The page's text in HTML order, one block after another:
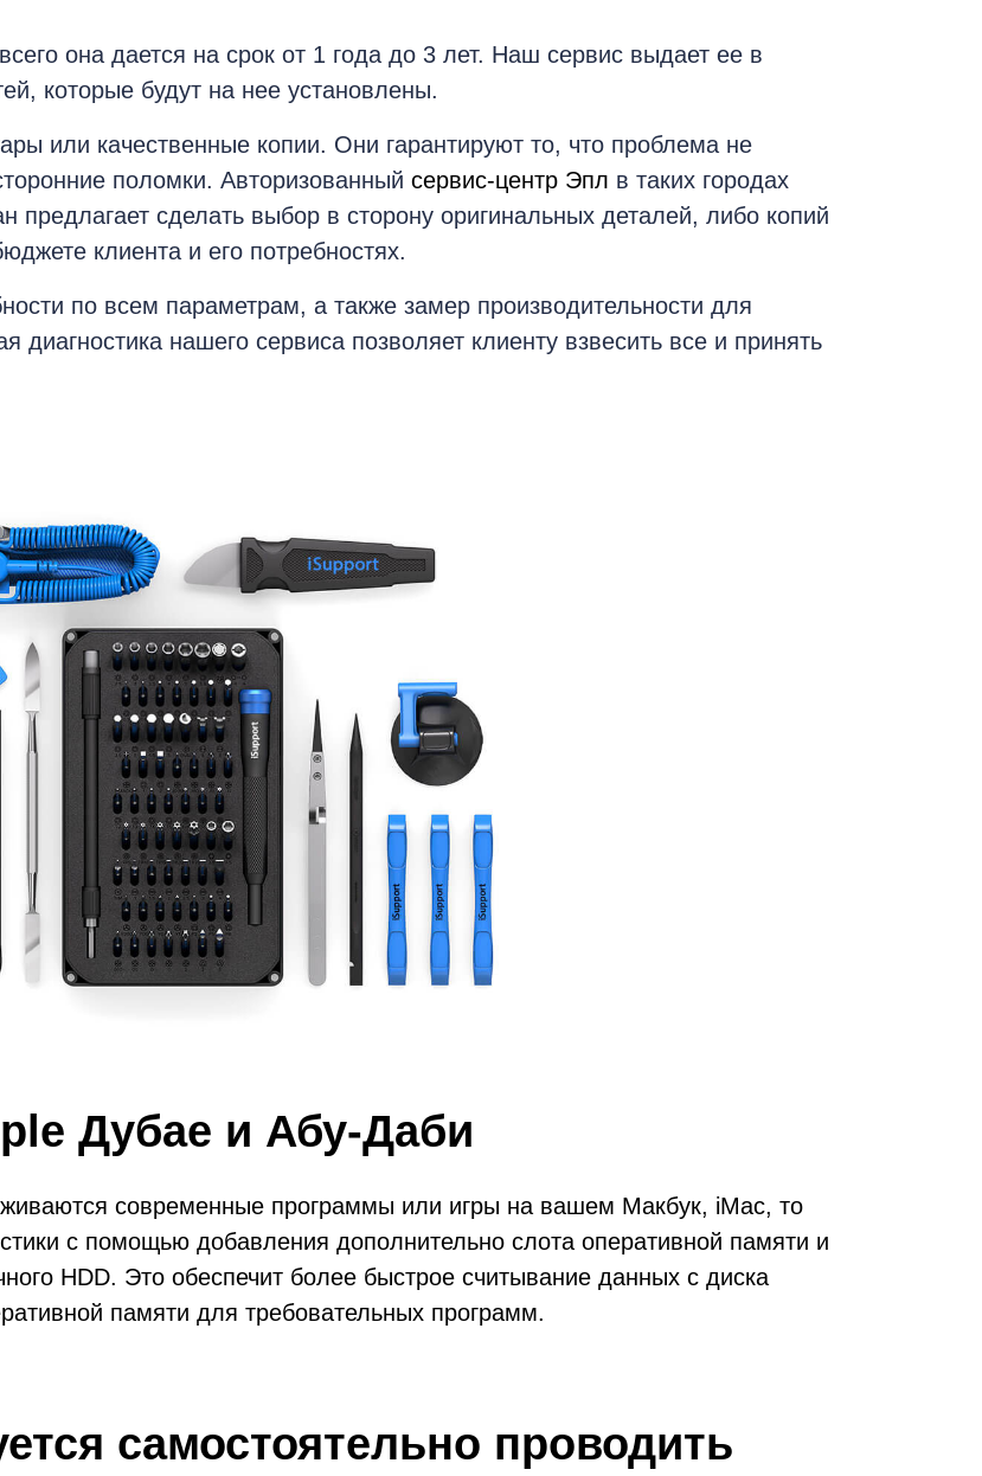
она дается на срок от 1 года до 3 лет. Наш сервис выдает ее в
которые будут на нее установлены.
или качественные копии. Они гарантируют то, что проблема не
поломки. Авторизованный сервис-центр Эпл в таких городах
сделать выбор в сторону оригинальных деталей, либо копий
клиента и его потребностях.
по всем параметрам, а также замер производительности для
нашего сервиса позволяет клиенту взвесить все и принять
Дубае и Абу-Даби
современные программы или игры на вашем Макбук, iMac, то
с помощью добавления дополнительно слота оперативной памяти и
HDD. Это обеспечит более быстрое считывание данных с диска
памяти для требовательных программ.
самостоятельно проводить